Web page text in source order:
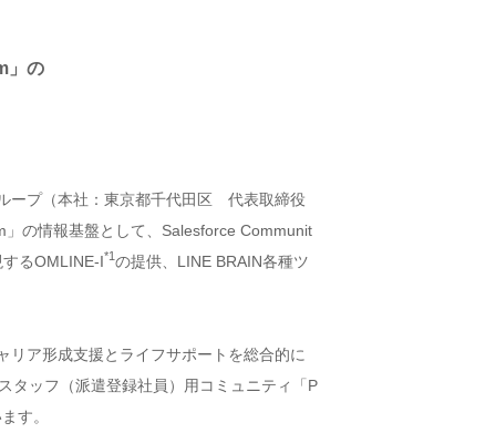
」の
ープ（本社：東京都千代田区 代表取締役
の情報基盤として、Salesforce Communit
るOMLINE-I*1 の提供、LINE BRAIN各種ツ
ア形成支援とライフサポートを総合的に
タッフ（派遣登録社員）用コミュニティ「P
す。